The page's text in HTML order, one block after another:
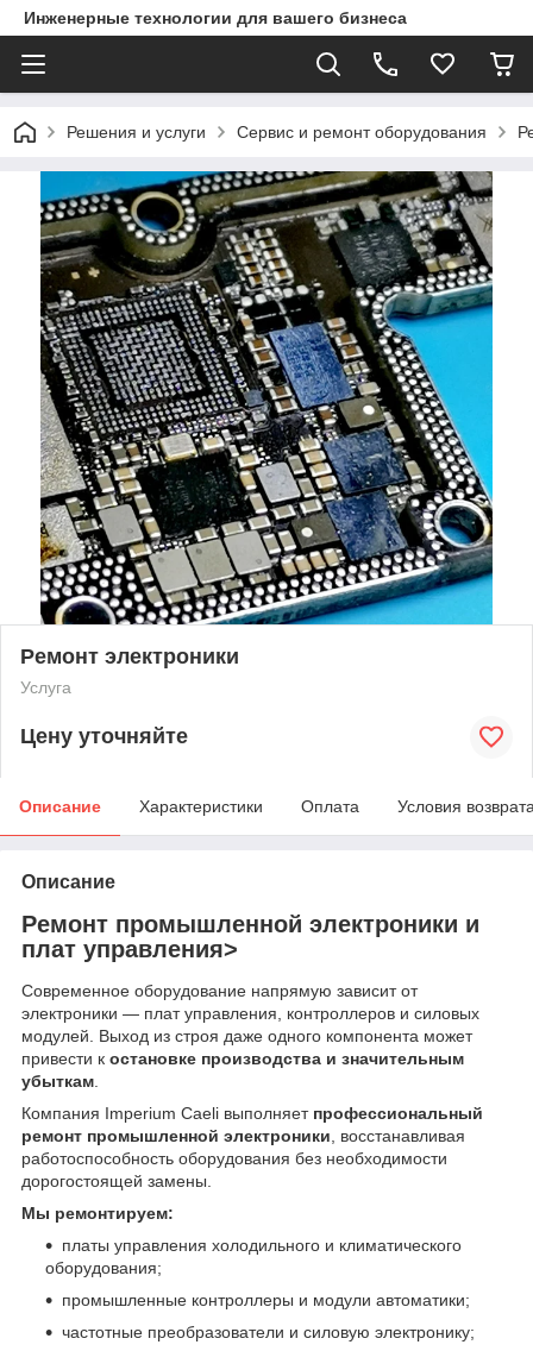
Инженерные технологии для вашего бизнеса
Решения и услуги Сервис и ремонт оборудования
Ремонт электроники
Услуга
Цену уточняйте
Описание Характеристики Оплата Условия
Описание
Ремонт промышленной электроники и
плат управления>
Современное оборудование напрямую зависит от
электроники — плат управления, контроллеров и силовых
модулей. Выход из строя даже одного компонента может
привести к остановке производства и значительным
убыткам.
Компания Imperium Caeli выполняет профессиональный
ремонт промышленной электроники, восстанавливая
работоспособность оборудования без необходимости
дорогостоящей замены.
Мы ремонтируем:
платы управления холодильного и климатического
оборудования;
промышленные контроллеры и модули автоматики;
частотные преобразователи и силовую электронику;